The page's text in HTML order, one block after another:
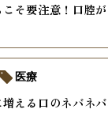
そ要注意！口腔
える口のネバネ
医療